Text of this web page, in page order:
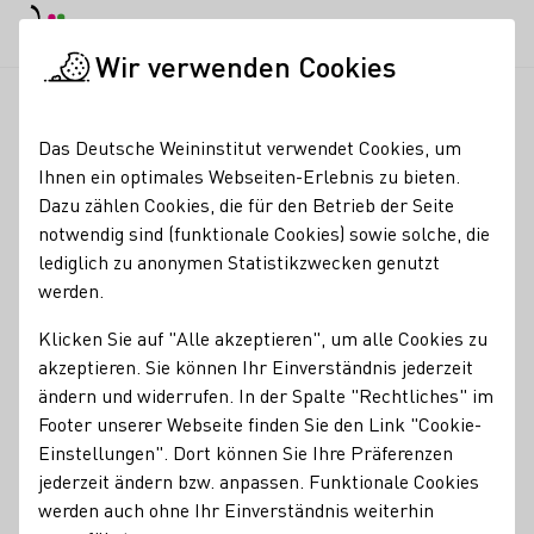
Weingut Schales | Wein
& Schokolade -
Themenweinprobe
Registrierung erforderlich
12.12.2615:00 - 17:00 Uhr
Starten Sie das Wochenende abwechslungsreich mit einer
geführten Themenweinprobe. Dieses Mal: Wein &
Schokolade. Verschiedene Schokoladen kombinieren wir
Wir verwenden Cookies
Das Deutsche Weininstitut verwendet Cookies, um
Ihnen ein optimales Webseiten-Erlebnis zu bieten.
Dazu zählen Cookies, die für den Betrieb der Seite
notwendig sind (funktionale Cookies) sowie solche, die
lediglich zu anonymen Statistikzwecken genutzt
werden.
Klicken Sie auf "Alle akzeptieren", um alle Cookies zu
akzeptieren. Sie können Ihr Einverständnis jederzeit
ändern und widerrufen. In der Spalte "Rechtliches" im
Footer unserer Webseite finden Sie den Link "Cookie-
Einstellungen". Dort können Sie Ihre Präferenzen
jederzeit ändern bzw. anpassen. Funktionale Cookies
werden auch ohne Ihr Einverständnis weiterhin